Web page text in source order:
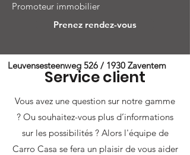
Promoteur immobilier
Prenez rendez-vous
Leuvensesteenweg 526 / 1930 Zaventem
Service client
Vous avez une question sur notre gamme
? Ou souhaitez-vous plus d’informations
sur les possibilités ? Alors l'équipe de
Carro Casa se fera un plaisir de vous aider